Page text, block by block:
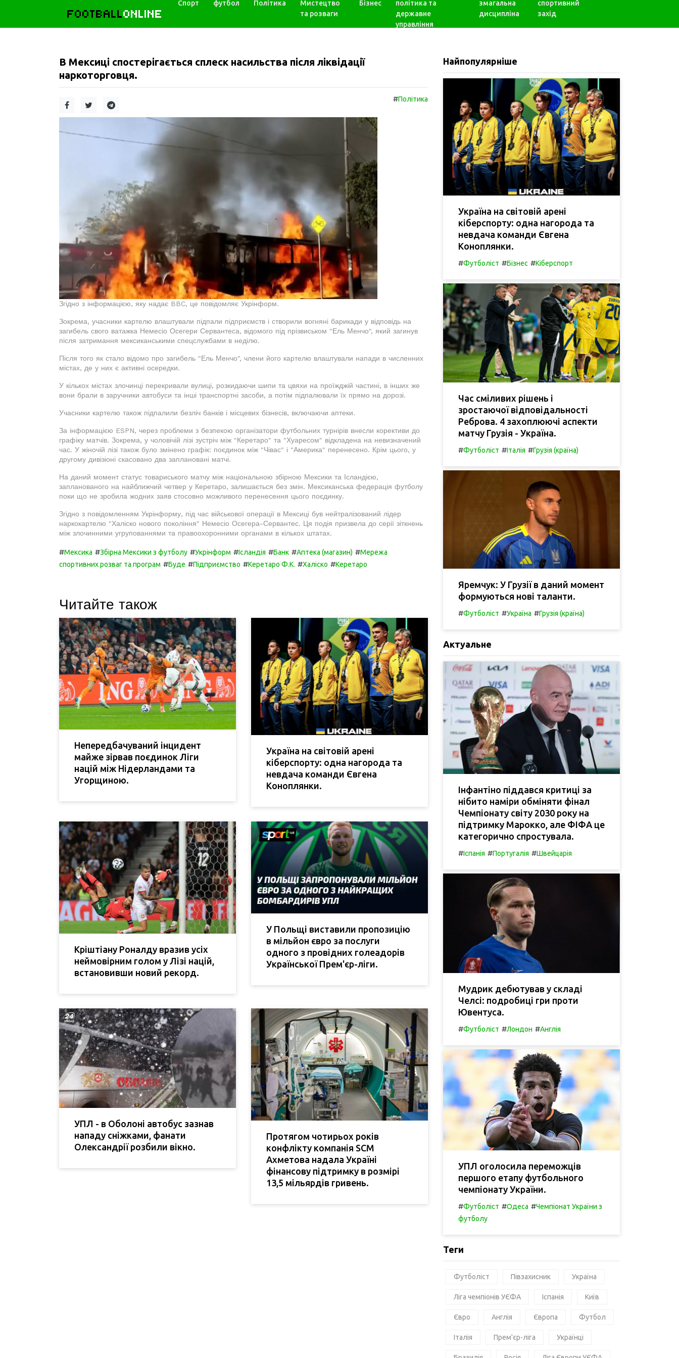
FOOTBALLONLINE
Спорт футбол Політика
Мистецтво
та розваги
Бізнес
політика та
державне
управління
змагальна
дисципліна
спортивний
захід
В Мексиці спостерігається сплеск насильства після ліквідації
наркоторговця.
#Політика
Згідно з інформацією, яку надає BBC, це повідомляє Укрінформ.
Зокрема, учасники картелю влаштували підпали підприємств і створили вогняні барикади у відповідь на
загибель свого ватажка Немесіо Осегери Сервантеса, відомого під прізвиськом "Ель Менчо", який загинув
після затримання мексиканськими спецслужбами в неділю.
Після того як стало відомо про загибель "Ель Менчо", члени його картелю влаштували напади в численних
містах, де у них є активні осередки.
У кількох містах злочинці перекривали вулиці, розкидаючи шипи та цвяхи на проїжджій частині, в інших же
вони брали в заручники автобуси та інші транспортні засоби, а потім підпалювали їх прямо на дорозі.
Учасники картелю також підпалили безліч банків і місцевих бізнесів, включаючи аптеки.
За інформацією ESPN, через проблеми з безпекою організатори футбольних турнірів внесли корективи до
графіку матчів. Зокрема, у чоловічій лізі зустріч між "Керетаро" та "Хуаресом" відкладена на невизначений
час. У жіночій лізі також було змінено графік: поєдинок між "Чівас" і "Америка" перенесено. Крім цього, у
другому дивізіоні скасовано два заплановані матчі.
На даний момент статус товариського матчу між національною збірною Мексики та Ісландією,
запланованого на найближчий четвер у Керетаро, залишається без змін. Мексиканська федерація футболу
поки що не зробила жодних заяв стосовно можливого перенесення цього поєдинку.
Згідно з повідомленням Укрінформу, під час військової операції в Мексиці був нейтралізований лідер
наркокартелю "Халіско нового покоління" Немесіо Осегера-Сервантес. Ця подія призвела до серії зіткнень
між злочинними угрупованнями та правоохоронними органами в кількох штатах.
#Мексика #Збірна Мексики з футболу #Укрінформ #Ісландія #Банк #Аптека (магазин) #Мережа
спортивних розваг та програм #Буде #Підприємство #Керетаро Ф.К. #Халіско #Керетаро
Читайте також
Непередбачуваний інцидент
майже зірвав поєдинок Ліги
націй між Нідерландами та
Угорщиною.
Україна на світовій арені
кіберспорту: одна нагорода та
невдача команди Євгена
Коноплянки.
Кріштіану Роналду вразив усіх
неймовірним голом у Лізі націй,
встановивши новий рекорд.
У Польщі виставили пропозицію
в мільйон євро за послуги
одного з провідних голеадорів
Української Прем'єр-ліги.
УПЛ - в Оболоні автобус зазнав
нападу сніжками, фанати
Олександрії розбили вікно.
Протягом чотирьох років
конфлікту компанія SCM
Ахметова надала Україні
фінансову підтримку в розмірі
13,5 мільярдів гривень.
Найпопулярніше
Україна на світовій арені
кіберспорту: одна нагорода та
невдача команди Євгена
Коноплянки.
#Футболіст #Бізнес #Кіберспорт
Час сміливих рішень і
зростаючої відповідальності
Реброва. 4 захоплюючі аспекти
матчу Грузія - Україна.
#Футболіст #Італія #Грузія (країна)
Яремчук: У Грузії в даний момент
формуються нові таланти.
#Футболіст #Україна #Грузія (країна)
Актуальне
Інфантіно піддався критиці за
нібито наміри обміняти фінал
Чемпіонату світу 2030 року на
підтримку Марокко, але ФІФА це
категорично спростувала.
#Іспанія #Португалія #Швейцарія
Мудрик дебютував у складі
Челсі: подробиці гри проти
Ювентуса.
#Футболіст #Лондон #Англія
УПЛ оголосила переможців
першого етапу футбольного
чемпіонату України.
#Футболіст #Одеса #Чемпіонат України з
футболу
Теги
Футболіст Півзахисник Україна
Ліга чемпіонів УЄФА Іспанія Київ
Євро Англія Європа Футбол
Італія Прем'єр-ліга Українці